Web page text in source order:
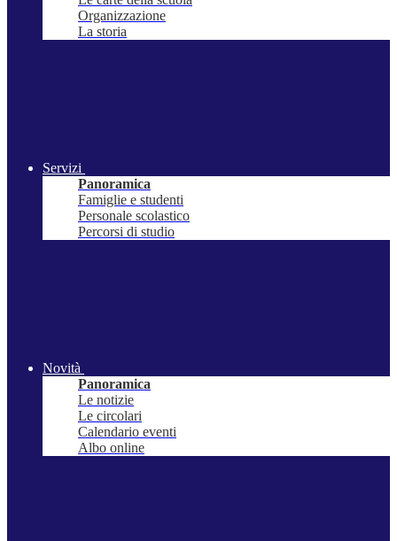
Organizzazione
La storia
Servizi
Panoramica
Famiglie e studenti
Personale scolastico
Percorsi di studio
Novità
Panoramica
Le notizie
Le circolari
Calendario eventi
Albo online